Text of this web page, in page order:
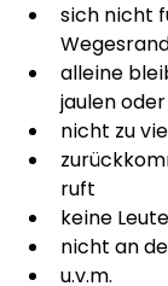
sich nicht
alleine
jaulen
nicht zu
ruft
keine
nicht an
u.v.m.